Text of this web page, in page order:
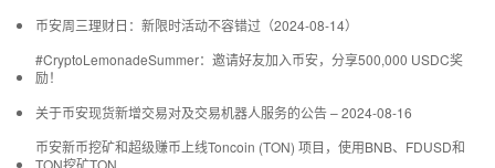
币安周三理财日：新限时活动不容错过（2024-08-14）
#CryptoLemonadeSummer：邀请好友加入币安，分享500,000 USDC奖
励！
关于币安现货新增交易对及交易机器人服务的公告 – 2024-08-16
币安新币挖矿和超级赚币上线Toncoin (TON) 项目，使用BNB、FDUSD和
TON挖矿TON